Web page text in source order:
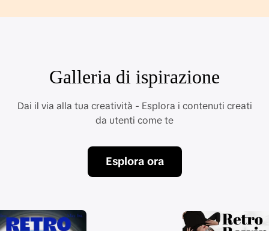
Galleria di ispirazione
Dai il via alla tua creatività - Esplora i contenuti creati
da utenti come te
Esplora ora